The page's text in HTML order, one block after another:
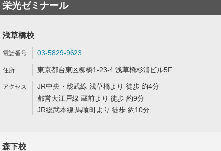
栄光ゼミナール
浅草橋校
03-5829-9623
東京都台東区柳橋1-23-4 浅草橋杉浦ビル5F
JR中央・総武線 浅草橋より 徒歩 約4分
都営大江戸線 蔵前より 徒歩 約9分
JR総武本線 馬喰町より 徒歩 約10分
森下校